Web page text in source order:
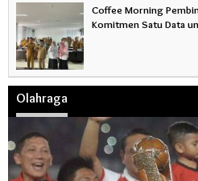
Coffee Morning
Komitmen Satu Data
Olahraga